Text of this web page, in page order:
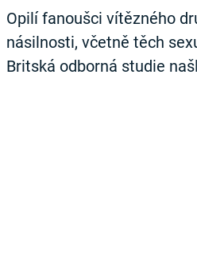
Opilí fanoušci vítězného
násilnosti, včetně těch
Britská odborná studie